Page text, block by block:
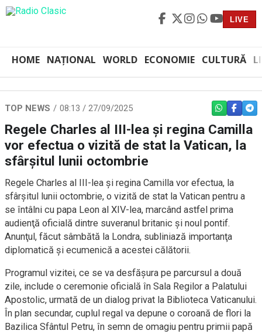
LIVE
HOME NAȚIONAL WORLD ECONOMIE CULTURĂ
TOP NEWS 08:13 / 27/09/2025 WHATSAPP
Regele Charles al III-lea şi regina Camilla
vor efectua o vizită de stat la Vatican, la
sfârşitul lunii octombrie
Regele Charles al III-lea şi regina Camilla vor efectua, la
sfârşitul lunii octombrie, o vizită de stat la Vatican pentru a
se întâlni cu papa Leon al XIV-lea, marcând astfel prima
audienţă oficială dintre suveranul britanic şi noul pontif.
Anunţul, făcut sâmbătă la Londra, subliniază importanţa
diplomatică şi ecumenică a acestei călătorii.
Programul vizitei, ce se va desfăşura pe parcursul a două
zile, include o ceremonie oficială în Sala Regilor a Palatului
Apostolic, urmată de un dialog privat la Biblioteca Vaticanului.
În plan secundar, cuplul regal va depune o coroană de flori la
Bazilica Sfântul Petru, în semn de omagiu pentru primii papă